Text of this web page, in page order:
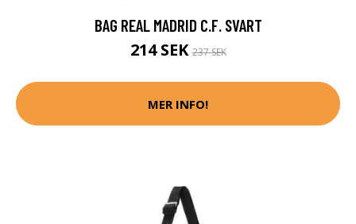
BAG REAL MADRID C.F. SVART
214 SEK237 SEK
MER INFO!